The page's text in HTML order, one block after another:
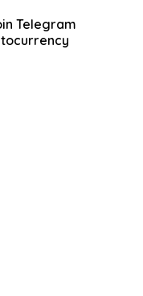
Telegram